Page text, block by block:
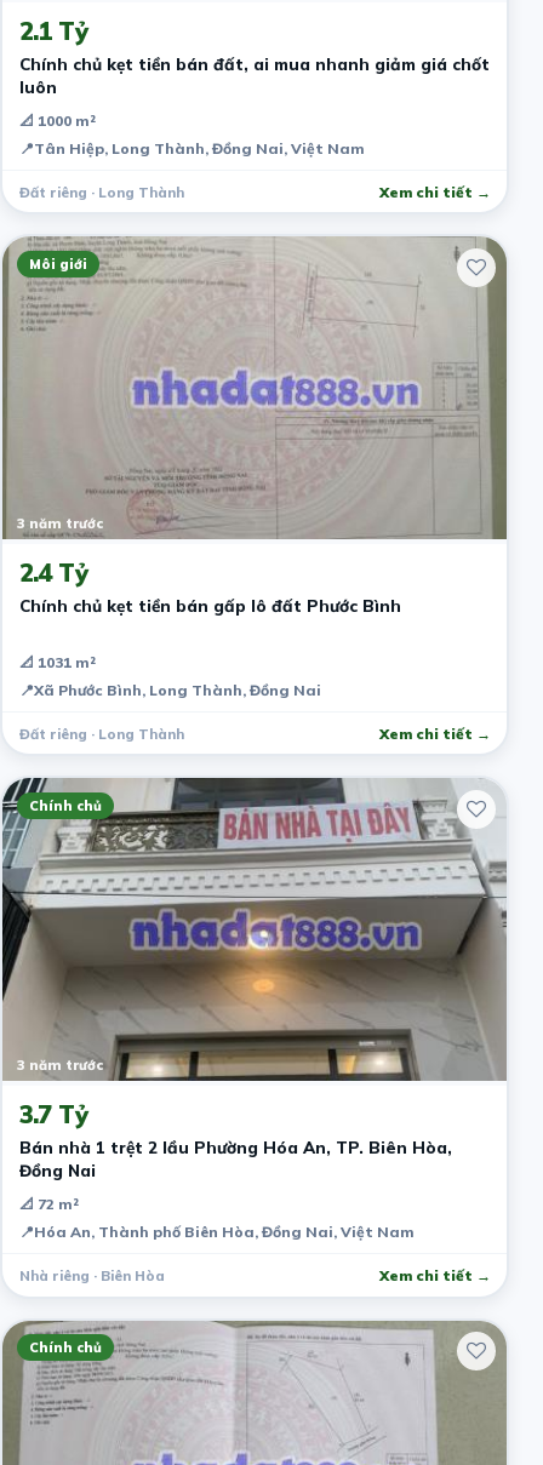
2.1 Tỷ
Chính chủ kẹt tiền bán đất, ai mua nhanh giảm giá chốt
luôn
📐 1000 m²
📍Tân Hiệp, Long Thành, Đồng Nai, Việt Nam
Đất riêng · Long Thành Xem chi tiết →
Môi giới
3 năm trước
2.4 Tỷ
Chính chủ kẹt tiền bán gấp lô đất Phước Bình
📐 1031 m²
📍Xã Phước Bình, Long Thành, Đồng Nai
Đất riêng · Long Thành Xem chi tiết →
Chính chủ
3 năm trước
3.7 Tỷ
Bán nhà 1 trệt 2 lầu Phường Hóa An, TP. Biên Hòa,
Đồng Nai
📐 72 m²
📍Hóa An, Thành phố Biên Hòa, Đồng Nai, Việt Nam
Nhà riêng · Biên Hòa Xem chi tiết →
Chính chủ